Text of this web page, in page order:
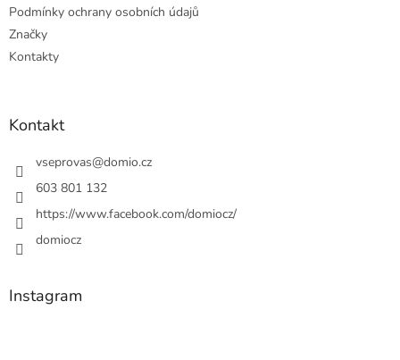
Podmínky ochrany osobních údajů
Značky
Kontakty
Kontakt
vseprovas@domio.cz
603 801 132
https://www.facebook.com/domiocz/
domiocz
Instagram